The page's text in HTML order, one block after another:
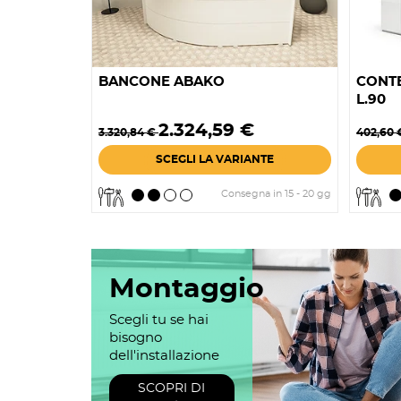
BANCONE ABAKO
Prezzo
Prezzo
base
3.320,84 €2.324,59 €
SCEGLI LA VARIANTE
Consegna in 15 - 20 gg
L.90
Prezzo
Prezzo
base
402,60
Montaggio
Scegli tu se hai
bisogno
dell'installazione
SCOPRI DI